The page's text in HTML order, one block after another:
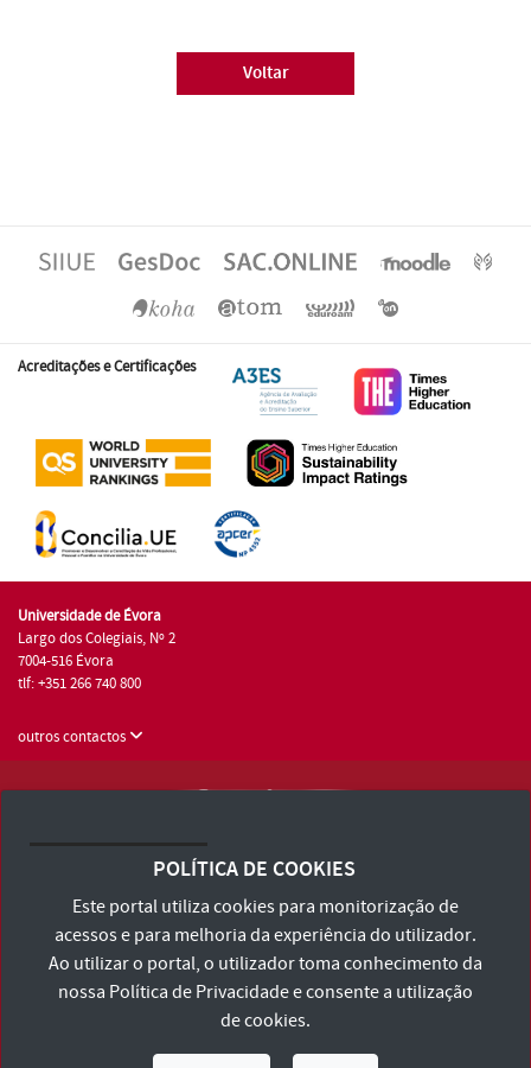
Voltar
Acreditações e Certificações
Universidade de Évora
Largo dos Colegiais, Nº 2
7004-516 Évora
tlf: +351 266 740 800
outros contactos
Consulte os Termos e Condições e Política de Privacidade
Declaração de Acessibilidade
POLÍTICA DE COOKIES
Este portal utiliza cookies para monitorização de
acessos e para melhoria da experiência do utilizador.
Ao utilizar o portal, o utilizador toma conhecimento da
nossa Política de Privacidadee consente a utilização
de cookies.